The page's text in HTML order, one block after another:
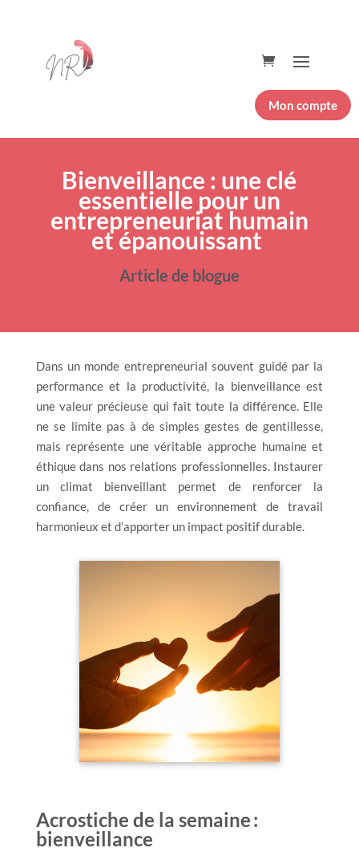
Mon compte
Bienveillance : une clé
essentielle pour un
entrepreneuriat humain
et épanouissant
Article de blogue
Dans un monde entrepreneurial souvent guidé par la
performance et la productivité, la bienveillance est
une valeur précieuse qui fait toute la différence. Elle
ne se limite pas à de simples gestes de gentillesse,
mais représente une véritable approche humaine et
éthique dans nos relations professionnelles. Instaurer
un climat bienveillant permet de renforcer la
confiance, de créer un environnement de travail
harmonieux et d’apporter un impact positif durable.
Acrostiche de la semaine :
bienveillance